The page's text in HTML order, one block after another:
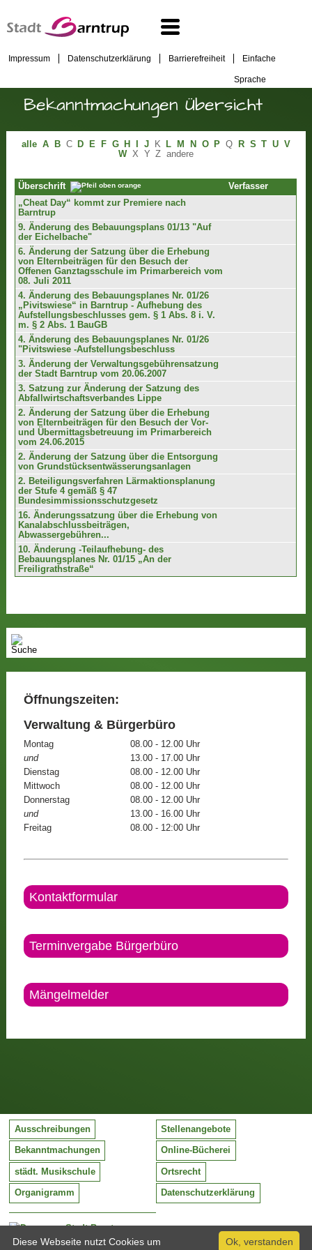
Impressum Datenschutzerklärung Barrierefreiheit Einfache
Sprache
Bekanntmachungen Übersicht
alle A B C D E F G H J K L M N O P Q R S T U V
W X Y Z andere
Überschrift
Verfasser
„Cheat Day“ kommt zur Premiere nach
Barntrup
9. Änderung des Bebauungsplans 01/13 "Auf
der Eichelbache"
6. Änderung der Satzung über die Erhebung
von Elternbeiträgen für den Besuch der
Offenen Ganztagsschule im Primarbereich vom
08. Juli 2011
4. Änderung des Bebauungsplanes Nr. 01/26
„Pivitswiese“ in Barntrup - Aufhebung des
Aufstellungsbeschlusses gem. § 1 Abs. 8 i. V.
m. § 2 Abs. 1 BauGB
4. Änderung des Bebauungsplanes Nr. 01/26
"Pivitswiese -Aufstellungsbeschluss
3. Änderung der Verwaltungsgebührensatzung
der Stadt Barntrup vom 20.06.2007
3. Satzung zur Änderung der Satzung des
Abfallwirtschaftsverbandes Lippe
2. Änderung der Satzung über die Erhebung
von Elternbeiträgen für den Besuch der Vor-
und Übermittagsbetreuung im Primarbereich
vom 24.06.2015
2. Änderung der Satzung über die Entsorgung
von Grundstücksentwässerungsanlagen
2. Beteiligungsverfahren Lärmaktionsplanung
der Stufe 4 gemäß § 47
Bundesimmissionsschutzgesetz
16. Änderungssatzung über die Erhebung von
Kanalabschlussbeiträgen,
Abwassergebühren...
10. Änderung -Teilaufhebung- des
Bebauungsplanes Nr. 01/15 „An der
Freiligrathstraße“
Öffnungszeiten:
Verwaltung & Bürgerbüro
Montag
08.00 - 12.00 Uhr
und
13.00 - 17.00 Uhr
Dienstag
08.00 - 12.00 Uhr
Mittwoch
08.00 - 12.00 Uhr
Donnerstag
08.00 - 12.00 Uhr
und
13.00 - 16.00 Uhr
Freitag
08.00 - 12:00 Uhr
Kontaktformular
Terminvergabe Bürgerbüro
Mängelmelder
Stadt Barntrup
Mittelstraße 38
Ausschreibungen Stellenangebote
Bekanntmachungen Online-Bücherei
städt. Musikschule Ortsrecht
Organigramm Datenschutzerklärung
Ok, verstanden
Diese Webseite nutzt Cookies um